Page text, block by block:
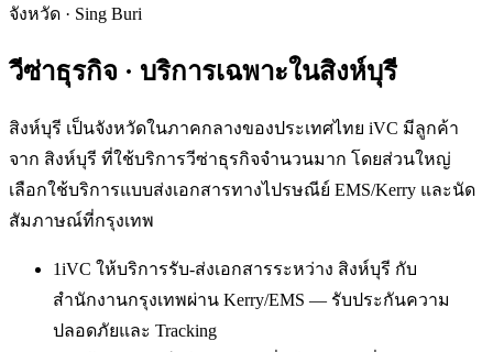
จังหวัด · Sing Buri
วีซ่าธุรกิจ · บริการเฉพาะในสิงห์บุรี
สิงห์บุรี เป็นจังหวัดในภาคกลางของประเทศไทย iVC มีลูกค้า
จาก สิงห์บุรี ที่ใช้บริการวีซ่าธุรกิจจำนวนมาก โดยส่วนใหญ่
เลือกใช้บริการแบบส่งเอกสารทางไปรษณีย์ EMS/Kerry และนัด
สัมภาษณ์ที่กรุงเทพ
1iVC ให้บริการรับ-ส่งเอกสารระหว่าง สิงห์บุรี กับ
สำนักงานกรุงเทพผ่าน Kerry/EMS — รับประกันความ
ปลอดภัยและ Tracking